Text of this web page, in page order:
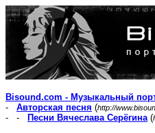
Bisound.com - Музыкальный
- Авторская песня (http://
- -
Песни Вячеслава Серёгина(